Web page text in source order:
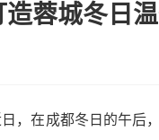
蓉城冬日
，在成都冬日的午后